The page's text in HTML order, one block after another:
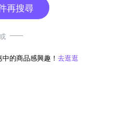
再搜尋
的商品感興趣！ 去逛逛